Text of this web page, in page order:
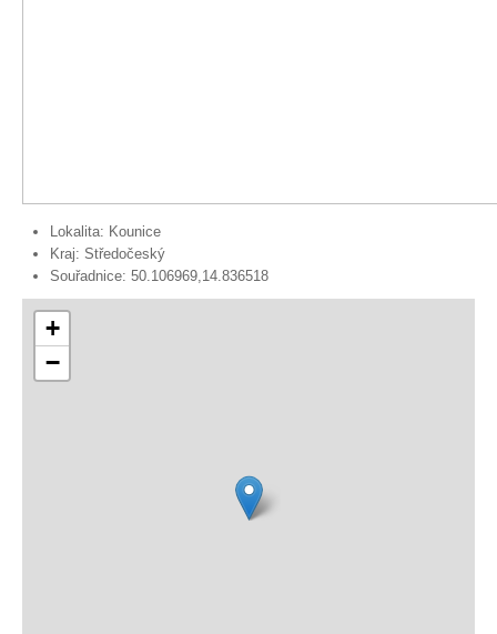
Lokalita: Kounice
Kraj: Středočeský
Souřadnice: 50.106969,14.836518
+
−